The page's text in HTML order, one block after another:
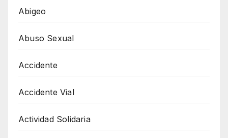
Abigeo
Abuso Sexual
Accidente
Accidente Vial
Actividad Solidaria